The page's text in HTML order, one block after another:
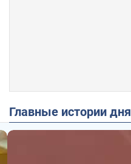
Главные истории дня